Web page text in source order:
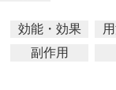
効能・効果
副作用